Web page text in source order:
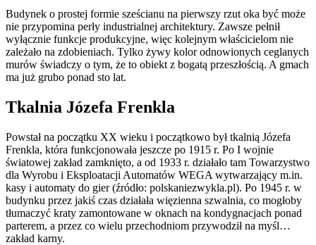
Budynek o prostej formie sześcianu na pierwszy rzut oka być może
nie przypomina perły industrialnej architektury. Zawsze pełnił
wyłącznie funkcje produkcyjne, więc kolejnym właścicielom nie
zależało na zdobieniach. Tylko żywy kolor odnowionych ceglanych
murów świadczy o tym, że to obiekt z bogatą przeszłością. A gmach
ma już grubo ponad sto lat.
Tkalnia Józefa Frenkla
Powstał na początku XX wieku i początkowo był tkalnią Józefa
Frenkla, która funkcjonowała jeszcze po 1915 r. Po I wojnie
światowej zakład zamknięto, a od 1933 r. działało tam Towarzystwo
dla Wyrobu i Eksploatacji Automatów WEGA wytwarzający m.in.
kasy i automaty do gier (źródło: polskaniezwykla.pl). Po 1945 r. w
budynku przez jakiś czas działała więzienna szwalnia, co mogłoby
tłumaczyć kraty zamontowane w oknach na kondygnacjach ponad
parterem, a przez co wielu przechodniom przywodził na myśl…
zakład karny.